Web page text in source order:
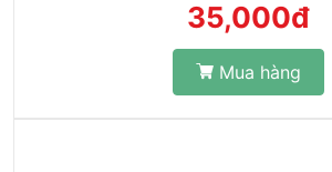
35,000đ
Mua hàng